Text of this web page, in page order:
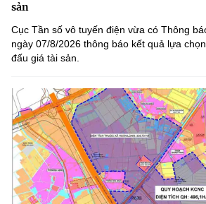
sản
Cục Tần số vô tuyến điện vừa có Thông
ngày 07/8/2026 thông báo kết quả lựa
đấu giá tài sản.